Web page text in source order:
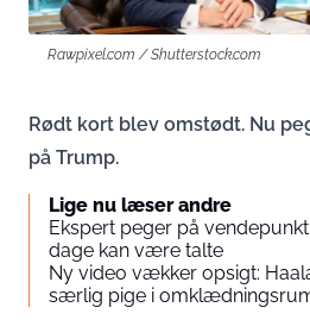
Rawpixel.com / Shutterstock.com
Rødt kort blev omstødt. Nu
på Trump.
Lige nu læser andre
Ekspert peger på
dage kan være talte
Ny video vækker opsigt:
særlig pige i